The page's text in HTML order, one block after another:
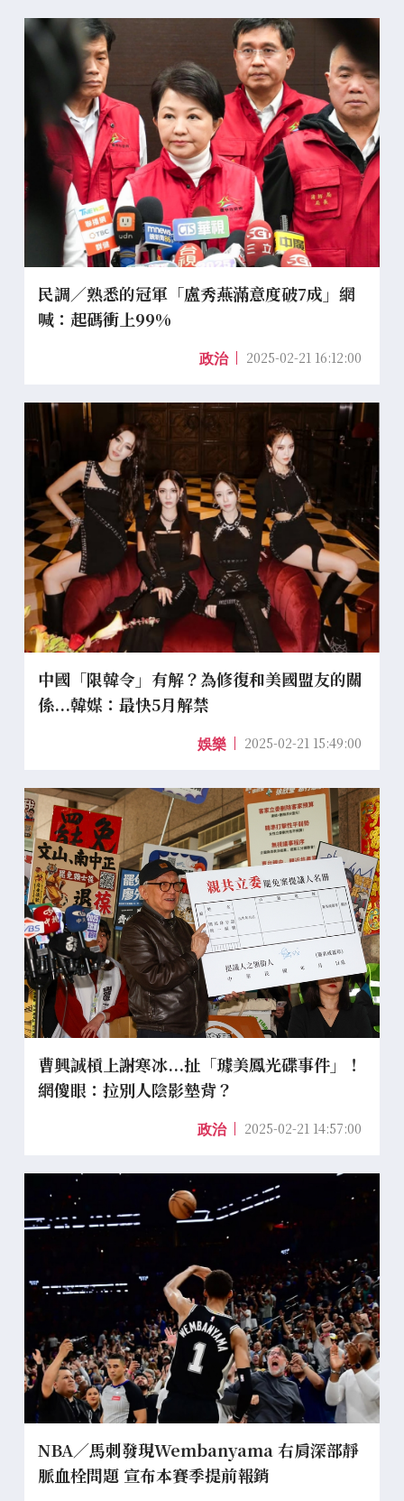
民調／熟悉的冠軍「盧秀燕滿意度破7成」網
喊：起碼衝上99%
政治 2025-02-21 16:12:00
中國「限韓令」有解？為修復和美國盟友的關
係...韓媒：最快5月解禁
娛樂 2025-02-21 15:49:00
曹興誠槓上謝寒冰...扯「璩美鳳光碟事件」！
網傻眼：拉別人陰影墊背？
政治 2025-02-21 14:57:00
NBA／馬刺發現Wembanyama 右肩深部靜
脈血栓問題 宣布本賽季提前報銷